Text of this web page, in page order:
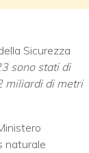
Sicurezza
sono stati di
miliardi di metri
naturale